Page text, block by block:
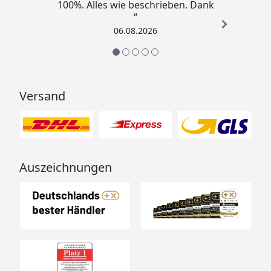
Traufbleche
(optional erhältlich - siehe
3 Stück (Größe 1)
Dachschindelbedarf
10 Pakete (Größe 1)
11 Pakete (Größe 2)
mit Fallrohren
(optional erhältlich - siehe
Blendenbedarf zur
Abdeckung der
100%. Alles wie beschrieben. Dank
“
06.08.2026
Versand
Auszeichnungen